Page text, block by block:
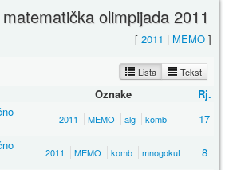
olimpijada 2011
[ 2011 | MEMO ]
Lista Tekst
Oznake
Rj.
2011 MEMO alg komb
17
2011 MEMO komb mnogokut 8